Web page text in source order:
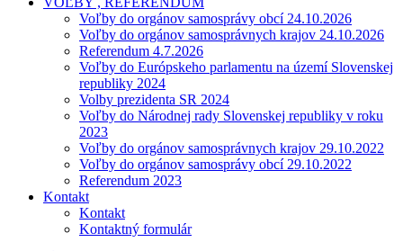
Voľby do orgánov samosprávy obcí 24.10.2026
Voľby do orgánov samosprávnych krajov 24.10.2026
Referendum 4.7.2026
Voľby do Európskeho parlamentu na území Slovenskej
republiky 2024
Volby prezidenta SR 2024
Voľby do Národnej rady Slovenskej republiky v roku
2023
Voľby do orgánov samosprávnych krajov 29.10.2022
Voľby do orgánov samosprávy obcí 29.10.2022
Referendum 2023
Kontakt
Kontakt
Kontaktný formulár